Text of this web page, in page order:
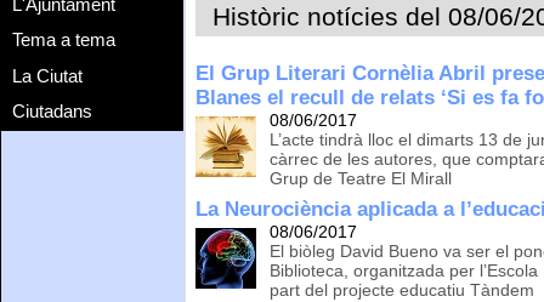
L'Ajuntament
Tema a tema
La Ciutat
Ciutadans
Històric notícies del 08/06/
El Grup Literari Cornèlia Abril
Blanes el recull de relats ‘Si es fa
08/06/2017
L’acte tindrà lloc el dimarts 13 de
càrrec de les autores, que
Grup de Teatre El Mirall
La Neurociència aplicada a
08/06/2017
El biòleg David Bueno va ser el
Biblioteca, organitzada per
part del projecte educatiu Tàndem